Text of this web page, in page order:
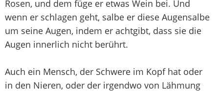
Rosen, und dem füge er etwas Wein bei. Und
wenn er schlagen geht, salbe er diese Augensalbe
um seine Augen, indem er achtgibt, dass sie die
Augen innerlich nicht berührt.
Auch ein Mensch, der Schwere im Kopf hat oder
in den Nieren, oder der irgendwo von Lähmung